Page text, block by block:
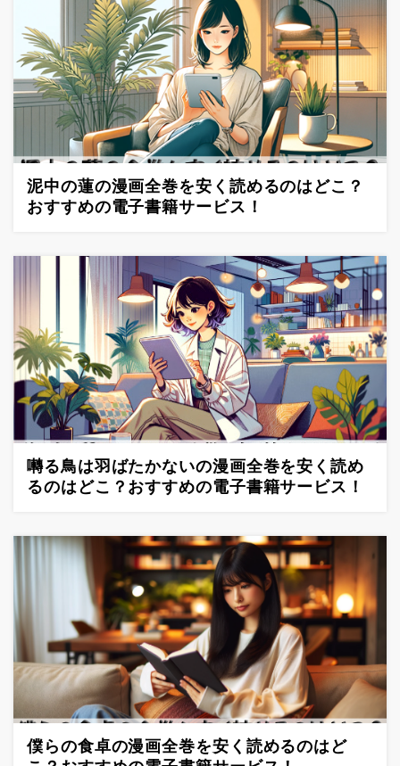
泥中の蓮の漫画全巻を安く読めるのはどこ？
おすすめの電子書籍サービス！
囀る鳥は羽ばたかないの漫画全巻を安く読め
るのはどこ？おすすめの電子書籍サービス！
僕らの食卓の漫画全巻を安く読めるのはど